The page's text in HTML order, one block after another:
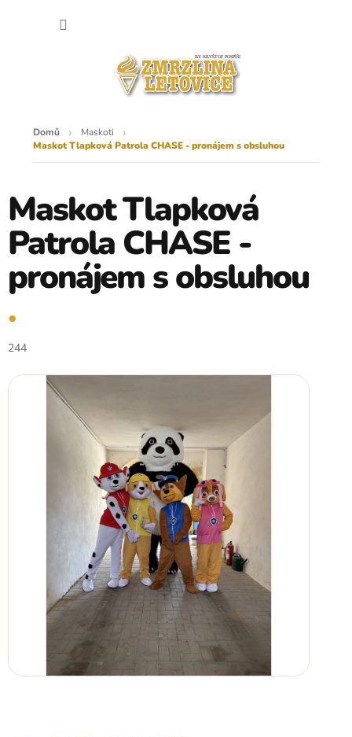
Domů
Maskoti
Maskot Tlapková Patrola CHASE - pronájem s obsluhou
Maskot Tlapková
Patrola CHASE -
pronájem s obsluhou
244